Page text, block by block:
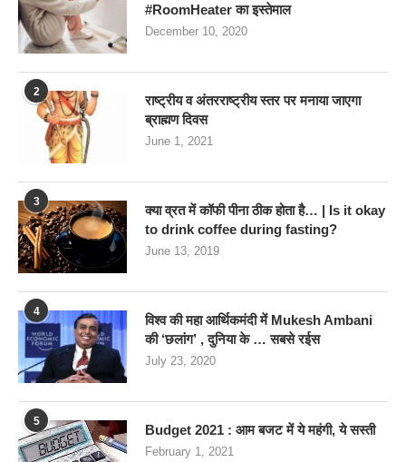
#RoomHeater का इस्तेमाल
December 10, 2020
2
राष्ट्रीय व अंतरराष्ट्रीय स्तर पर मनाया जाएगा
ब्राह्मण दिवस
June 1, 2021
3
क्या व्रत में कॉफी पीना ठीक होता है… | Is it okay
to drink coffee during fasting?
June 13, 2019
4
विश्व की महा आर्थिकमंदी में Mukesh Ambani
की ‘छलांग’ , दुनिया के … सबसे रईस
July 23, 2020
5
Budget 2021 : आम बजट में ये महंगी, ये सस्‍ती
February 1, 2021